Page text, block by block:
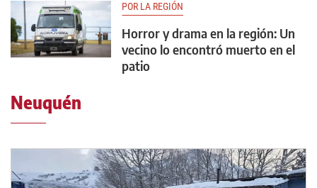
POR LA REGIÓN
Horror y drama en la región: Un
vecino lo encontró muerto en el
patio
Neuquén